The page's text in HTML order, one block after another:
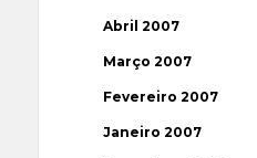
Abril 2007
Março 2007
Fevereiro 2007
Janeiro 2007